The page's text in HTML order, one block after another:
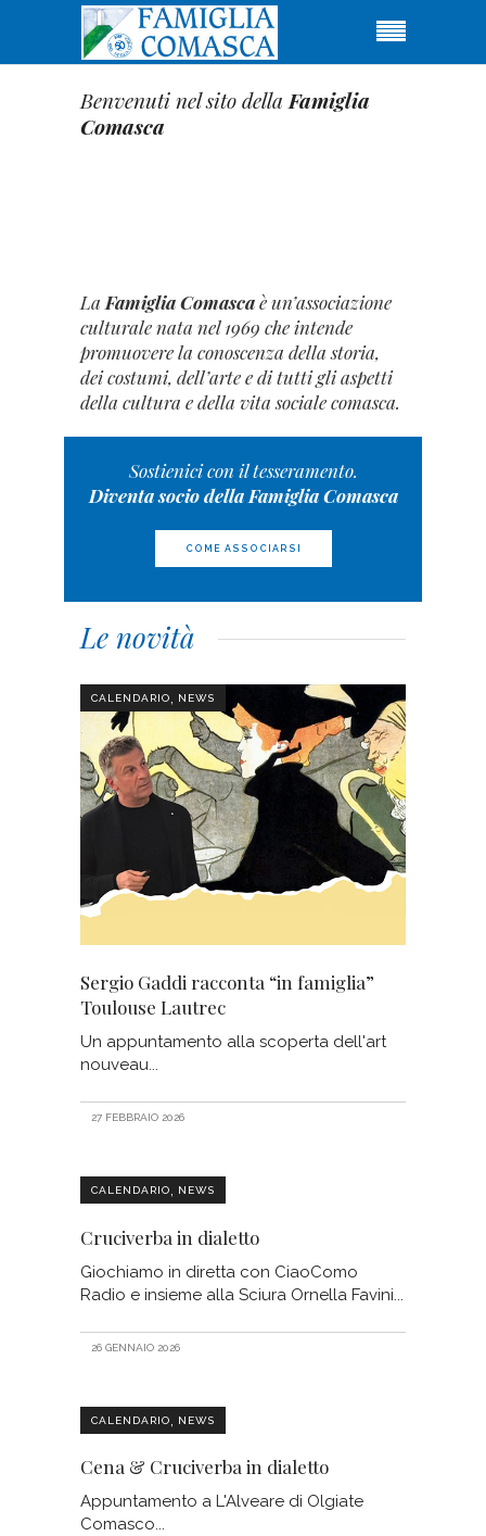
Benvenuti nel sito della Famiglia
Comasca
La Famiglia Comascaè un’associazione
culturale nata nel 1969 che intende
promuovere la conoscenza della storia,
dei costumi, dell’arte e di tutti gli aspetti
della cultura e della vita sociale comasca.
Sostienici con il tesseramento.
Diventa socio della Famiglia Comasca
COME ASSOCIARSI
Le novità
CALENDARIO, NEWS
Sergio Gaddi racconta “in famiglia”
Toulouse Lautrec
Un appuntamento alla scoperta dell'art
nouveau
27 FEBBRAIO 2026
CALENDARIO, NEWS
Cruciverba in dialetto
Giochiamo in diretta con CiaoComo
Radio e insieme alla Sciura Ornella Favini
26 GENNAIO 2026
CALENDARIO, NEWS
Cena & Cruciverba in dialetto
Appuntamento a L'Alveare di Olgiate
Comasco